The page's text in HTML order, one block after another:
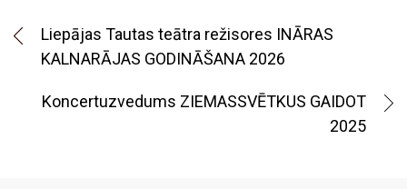
Liepājas Tautas teātra režisores INĀRAS
KALNARĀJAS GODINĀŠANA 2026
Koncertuzvedums ZIEMASSVĒTKUS GAIDOT
2025